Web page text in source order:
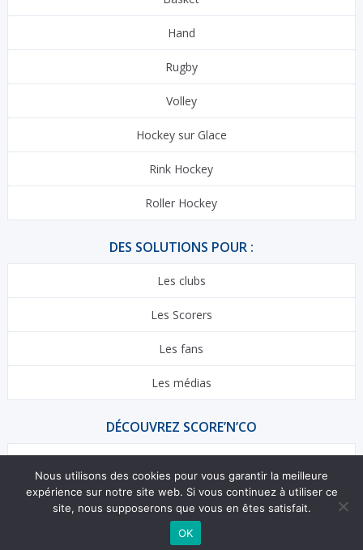
Hand
Rugby
Volley
Hockey sur Glace
Rink Hockey
Roller Hockey
DES SOLUTIONS POUR :
Les clubs
Les Scorers
Les fans
Les médias
DÉCOUVREZ SCORE’N’CO
Centre d’aide
© 2026 Blog de Score'n'co
Nous utilisons des cookies pour vous garantir la meilleure
expérience sur notre site web. Si vous continuez à utiliser ce
site, nous supposerons que vous en êtes satisfait.
OK